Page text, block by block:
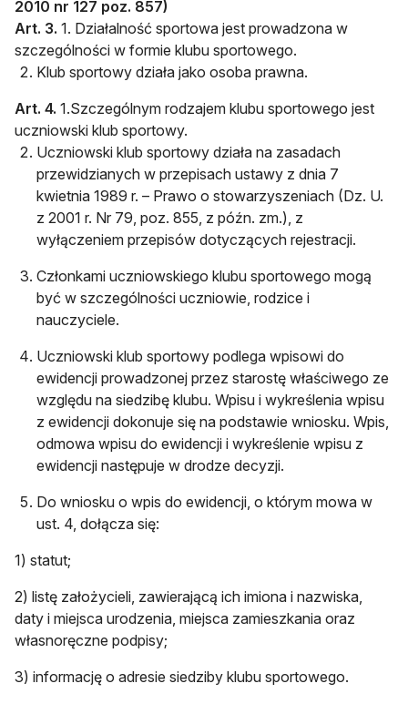
2010 nr 127 poz. 857)
Art. 3. 1. Działalność sportowa jest prowadzona w
szczególności w formie klubu sportowego.
Klub sportowy działa jako osoba prawna.
Art. 4. 1.Szczególnym rodzajem klubu sportowego jest
uczniowski klub sportowy.
Uczniowski klub sportowy działa na zasadach
przewidzianych w przepisach ustawy z dnia 7
kwietnia 1989 r. – Prawo o stowarzyszeniach (Dz. U.
z 2001 r. Nr 79, poz. 855, z późn. zm.), z
wyłączeniem przepisów dotyczących rejestracji.
Członkami uczniowskiego klubu sportowego mogą
być w szczególności uczniowie, rodzice i
nauczyciele.
Uczniowski klub sportowy podlega wpisowi do
ewidencji prowadzonej przez starostę właściwego ze
względu na siedzibę klubu. Wpisu i wykreślenia wpisu
z ewidencji dokonuje się na podstawie wniosku. Wpis,
odmowa wpisu do ewidencji i wykreślenie wpisu z
ewidencji następuje w drodze decyzji.
Do wniosku o wpis do ewidencji, o którym mowa w
ust. 4, dołącza się:
1) statut;
2) listę założycieli, zawierającą ich imiona i nazwiska,
daty i miejsca urodzenia, miejsca zamieszkania oraz
własnoręczne podpisy;
3) informację o adresie siedziby klubu sportowego.